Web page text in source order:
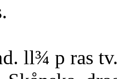
ll¾ p ras